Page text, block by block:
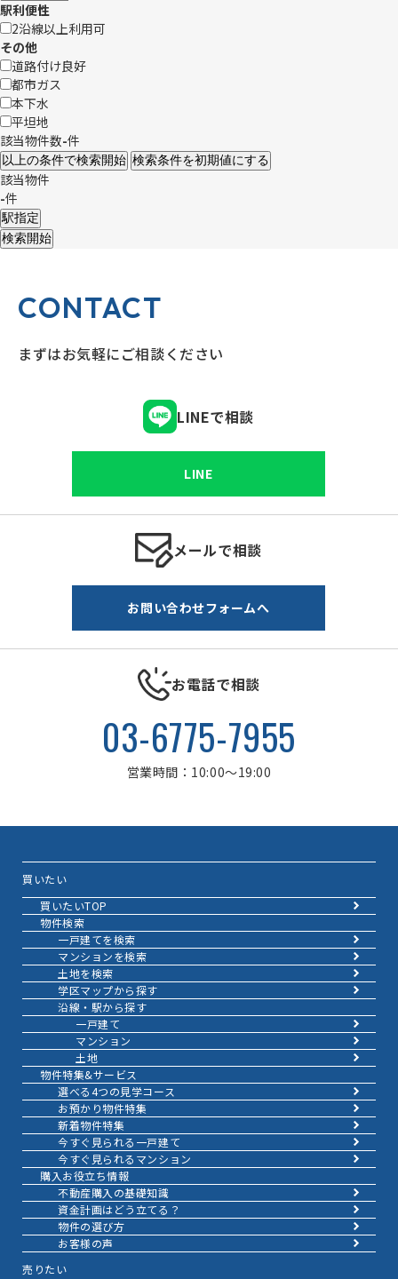
駅利便性
2沿線以上利用可
その他
道路付け良好
都市ガス
本下水
平坦地
該当物件数-件
該当物件
-件
CONTACT
まずはお気軽にご相談ください
LINEで相談
LINE
メールで相談
お問い合わせフォームへ
お電話で相談
03-6775-7955
営業時間：10:00〜19:00
買いたい
買いたいTOP
物件検索
一戸建てを検索
マンションを検索
土地を検索
学区マップから探す
沿線・駅から探す
一戸建て
マンション
土地
物件特集&サービス
選べる4つの見学コース
お預かり物件特集
新着物件特集
今すぐ見られる一戸建て
今すぐ見られるマンション
購入お役立ち情報
不動産購入の基礎知識
資金計画はどう立てる？
物件の選び方
お客様の声
売りたい